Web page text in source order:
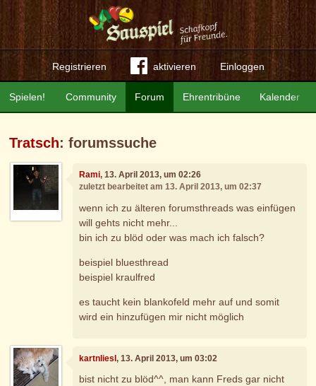
Registrieren aktivieren Einloggen
Community Forum Ehrentribüne Kalender
Spielen!
Tratsch: forumssuche
Rami, 13. April 2013, um 02:26
zuletzt bearbeitet am 13. April 2013, um 02:37
wenn ich zu älteren forumsthreads was einfügen
will gehts nicht mehr...
bin ich zu blöd oder was mach ich falsch?
beispiel bluesthread
beispiel kraulfred
es taucht kein blankofeld mehr auf und somit
wird ein hinzufügen mir nicht möglich
kartnliesl, 13. April 2013, um 03:02
bist nicht zu blöd^^, man kann Freds gar nicht